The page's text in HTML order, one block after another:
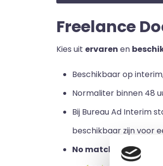
Freelance
Kies uit ervaren en
Beschikbaar op
Normaliter binnen 48
Bij Bureau Ad Interim
beschikbaar zijn voor
No match no pay: